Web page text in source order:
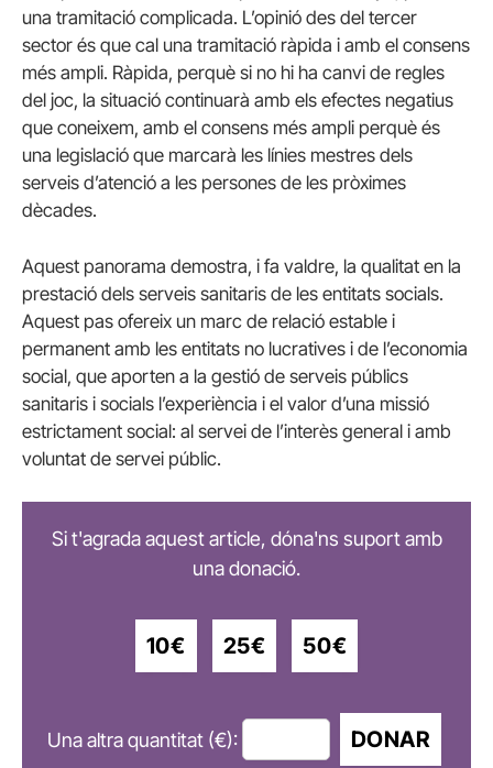
una tramitació complicada. L’opinió des del tercer
sector és que cal una tramitació ràpida i amb el consens
més ampli. Ràpida, perquè si no hi ha canvi de regles
del joc, la situació continuarà amb els efectes negatius
que coneixem, amb el consens més ampli perquè és
una legislació que marcarà les línies mestres dels
serveis d’atenció a les persones de les pròximes
dècades.
Aquest panorama demostra, i fa valdre, la qualitat en la
prestació dels serveis sanitaris de les entitats socials.
Aquest pas ofereix un marc de relació estable i
permanent amb les entitats no lucratives i de l’economia
social, que aporten a la gestió de serveis públics
sanitaris i socials l’experiència i el valor d’una missió
estrictament social: al servei de l’interès general i amb
voluntat de servei públic.
Si t'agrada aquest article, dóna'ns suport amb
una donació.
10€ 25€ 50€
Una altra quantitat (€): DONAR